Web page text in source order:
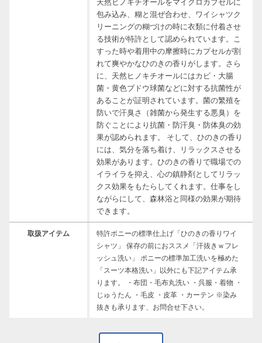
包み込み、糊と混ぜ合わせ、ワイシャツク
リーニングの糊づけの時に衣類に付着させ
る技術が特許として認められています。こ
すった時や着用中の摩擦時にカプセルが割
れて爽やかなひのきの香りがします。さら
に、天然ヒノキチオールにはカビ・大腸
菌・黄色ブドウ球菌などに対する抗菌性が
あることが証明されています。菌の繁殖を
防いで汗臭さ（雑菌から発生する悪臭）を
防ぐことにより抗菌・防汗臭・防体臭の効
果が認められます。 そして、ひのきの香り
には、気分を落ち着け、リラックスさせる
効果があります。ひのきの香りで職場での
イライラを抑え、心の鎮静剤としてリラッ
クス効果をもたらしてくれます。仕事をし
ながらにして、森林浴と同様の効果が期待
できます。
取扱アイテム
特許ポニーの標準仕上げ「ひのきの香りワイ
シャツ」 保存の前におススメ「汗抜きｗフレ
ッシュ洗い」 ポニーの標準加工洗いを極めた
「スーツ本格洗い」以外にも下記アイテム承
ります。 ・布団・毛布丸洗い ・呉服・着物 ・
じゅうたん ・毛皮 ・皮革 ・カーテン ※染み
抜きも承ります、お問合せ下さい。